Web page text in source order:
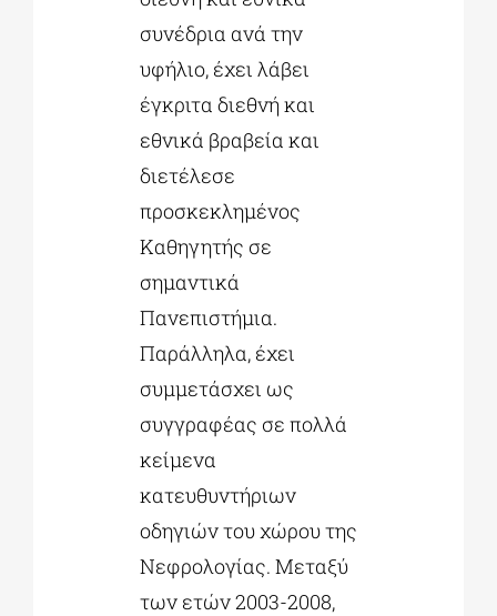
συνέδρια ανά την
υφήλιο, έχει λάβει
έγκριτα διεθνή και
εθνικά βραβεία και
διετέλεσε
προσκεκλημένος
Καθηγητής σε
σημαντικά
Πανεπιστήμια.
Παράλληλα, έχει
συμμετάσχει ως
συγγραφέας σε πολλά
κείμενα
κατευθυντήριων
οδηγιών του χώρου της
Νεφρολογίας. Μεταξύ
των ετών 2003-2008,